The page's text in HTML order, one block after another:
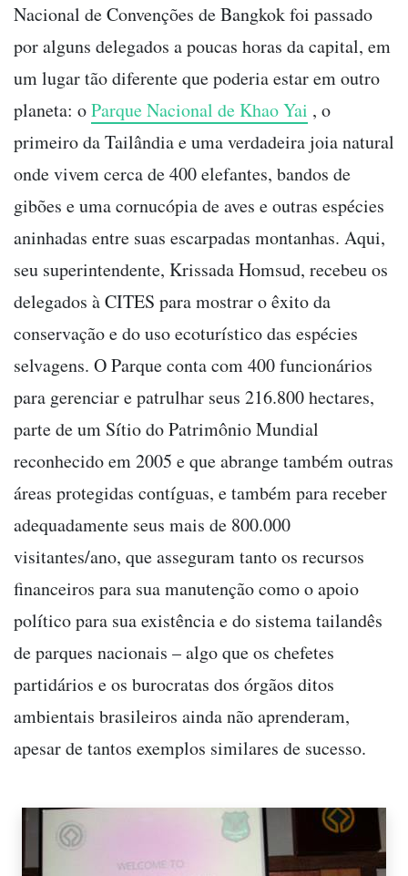
Nacional de Convenções de Bangkok foi passado
por alguns delegados a poucas horas da capital, em
um lugar tão diferente que poderia estar em outro
planeta: oParque Nacional de Khao Yai , o
primeiro da Tailândia e uma verdadeira joia natural
onde vivem cerca de 400 elefantes, bandos de
gibões e uma cornucópia de aves e outras espécies
aninhadas entre suas escarpadas montanhas. Aqui,
seu superintendente, Krissada Homsud, recebeu os
delegados à CITES para mostrar o êxito da
conservação e do uso ecoturístico das espécies
selvagens. O Parque conta com 400 funcionários
para gerenciar e patrulhar seus 216.800 hectares,
parte de um Sítio do Patrimônio Mundial
reconhecido em 2005 e que abrange também outras
áreas protegidas contíguas, e também para receber
adequadamente seus mais de 800.000
visitantes/ano, que asseguram tanto os recursos
financeiros para sua manutenção como o apoio
político para sua existência e do sistema tailandês
de parques nacionais – algo que os chefetes
partidários e os burocratas dos órgãos ditos
ambientais brasileiros ainda não aprenderam,
apesar de tantos exemplos similares de sucesso.